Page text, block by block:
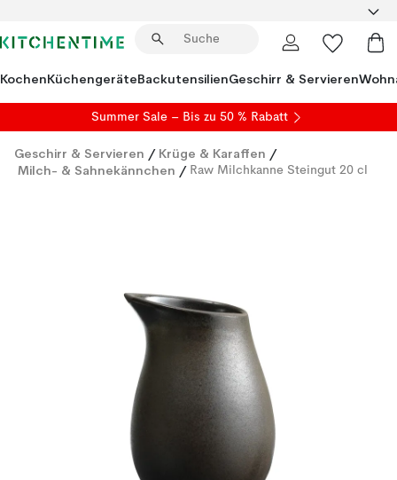
KochenKüchengeräteBackutensilienGeschirr & Servieren
Summer Sale – Bis zu 50 % Rabatt
Geschirr & Servieren / Krüge & Karaffen /
Milch- & Sahnekännchen / Raw Milchkanne Steingut 20 cl